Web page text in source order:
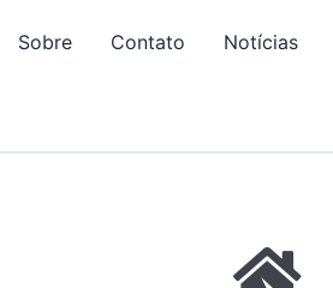
Sobre Contato Notícias